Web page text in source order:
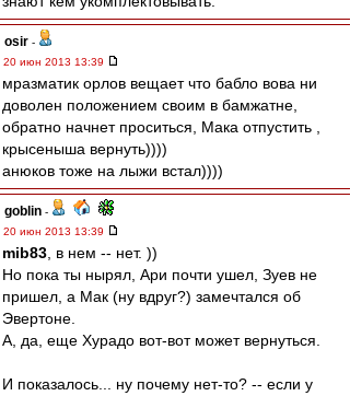
osir -
20 июн 2013 13:39
мразматик орлов вещает что бабло вова ни
доволен положением своим в бамжатне,
обратно начнет проситься, Мака отпустить ,
крысеныша вернуть))))
анюков тоже на лыжи встал))))
goblin -
20 июн 2013 13:39
mib83 , в нем -- нет. ))
Но пока ты нырял, Ари почти ушел, Зуев не
пришел, а Мак (ну вдруг?) замечтался об
Эвертоне.
А, да, еще Хурадо вот-вот может вернуться.
И показалось... ну почему нет-то? -- если у